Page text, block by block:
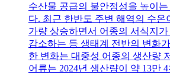
수산물 공급의 불안정성을 높이
다. 최근 한반도 주변 해역의 수온
가량 상승하면서 어종의 서식지
감소하는 등 생태계 전반의 변화
한 변화는 대중성 어종의 생산량
어류는 2024년 생산량이 약 13만